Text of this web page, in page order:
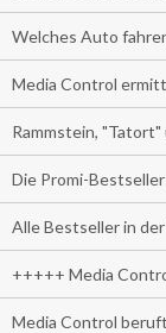
Welches Auto
Media Control
Rammstein,
Die Promi-
Alle Bestseller in
+++++ Media
Media Control